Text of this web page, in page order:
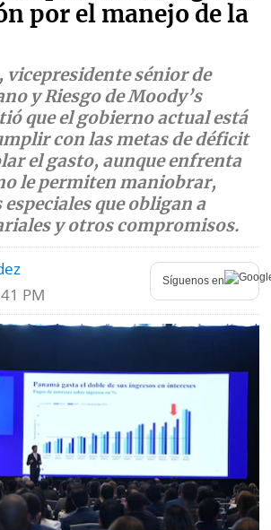
Vivir+
Blogs
Fotografías
Videos
Fe
de
erratas
Historias
por el manejo de la
vicepresidente sénior de
y Riesgo de Moody’s
que el gobierno actual está
con las metas de déficit
el gasto, aunque enfrenta
le permiten maniobrar,
especiales que obligan a
y otros compromisos.
PM
Síguenos en